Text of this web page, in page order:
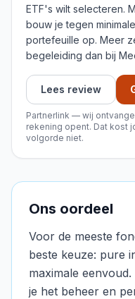
ETF's wilt selecteren.
bouw je tegen
portefeuille op. Meer
begeleiding dan bij
Lees review
Partnerlink — wij
rekening opent. Dat kost
volgorde niet.
Ons oordeel
Voor de meeste
beste keuze: pure
maximale eenvoud.
je het beheer en